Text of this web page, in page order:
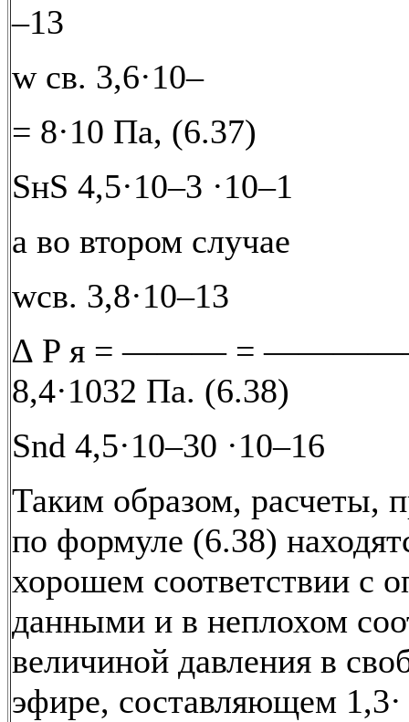
–13
w св. 3,6·10–
= 8·10 Па, (6.37)
SнS 4,5·10–3 ·10–1
а во втором случае
wсв. 3,8·10–13
∆ P я = ——— =
8,4·1032 Па. (6.38)
Snd 4,5·10–30 ·10–16
Таким образом, расчеты,
по формуле (6.38)
хорошем соответствии с
данными и в неплохом
величиной давления в
эфире, составляющем